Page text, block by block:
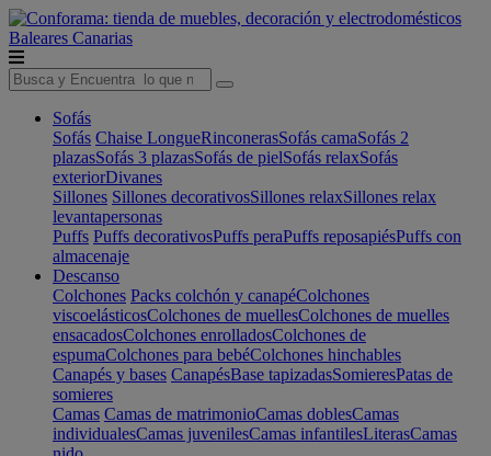
Baleares Canarias
Sofás
Sofás Chaise LongueRinconerasSofás camaSofás 2
plazasSofás 3 plazasSofás de pielSofás relaxSofás
exteriorDivanes
Sillones Sillones decorativosSillones relaxSillones relax
levantapersonas
Puffs Puffs decorativosPuffs peraPuffs reposapiésPuffs con
almacenaje
Descanso
Colchones Packs colchón y canapéColchones
viscoelásticosColchones de muellesColchones de muelles
ensacadosColchones enrolladosColchones de
espumaColchones para bebéColchones hinchables
Canapés y bases CanapésBase tapizadasSomieresPatas de
somieres
Camas Camas de matrimonioCamas doblesCamas
individualesCamas juvenilesCamas infantilesLiterasCamas